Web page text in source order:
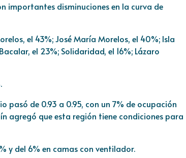
importantes disminuciones en la curva de
el 43%; José María Morelos, el 40%; Isla
el 23%; Solidaridad, el 16%; Lázaro
pasó de 0.93 a 0.95, con un 7% de ocupación
agregó que esta región tiene condiciones para
y del 6% en camas con ventilador.